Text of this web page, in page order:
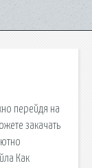
перейдя на
закачать
Как